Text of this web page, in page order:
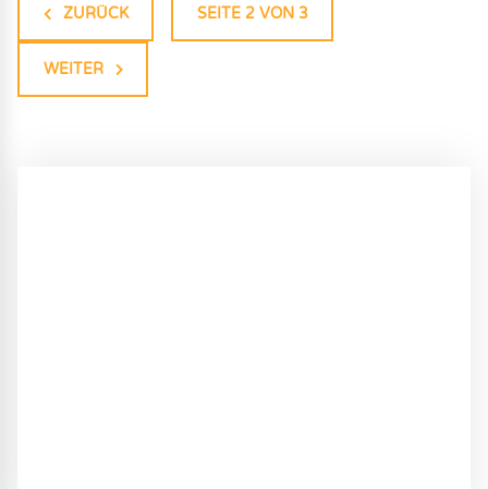
ZURÜCK SEITE 2 VON 3
WEITER